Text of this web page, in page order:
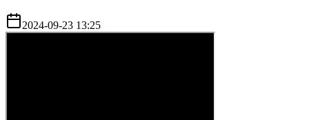
2024-09-23 13:25